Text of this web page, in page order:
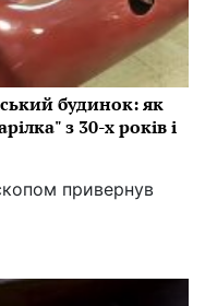
будинок: як
з 30-х років і
привернув